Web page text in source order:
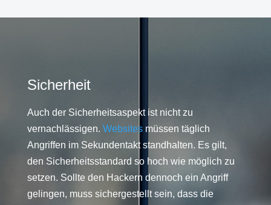
Sicherheit
Auch der Sicherheitsaspekt ist nicht zu
vernachlässigen. Websitesmüssen täglich
Angriffen im Sekundentakt standhalten. Es gilt,
den Sicherheitsstandard so hoch wie möglich zu
setzen. Sollte den Hackern dennoch ein Angriff
gelingen, muss sichergestellt sein, dass die